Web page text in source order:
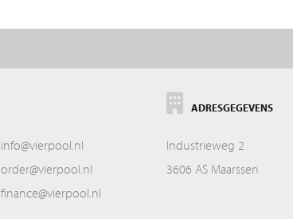
info@vierpool.nl
order@vierpool.nl
finance@vierpool.nl
ADRESGEGEVENS
Industrieweg 2
3606 AS Maarssen